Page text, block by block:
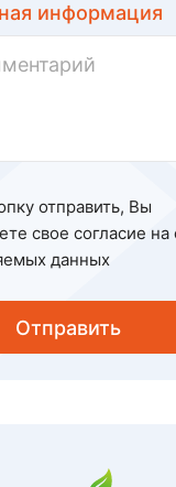
информация
отправить, Вы
свое согласие на
данных
Отправить